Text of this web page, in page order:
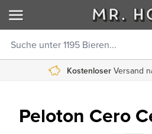
Kostenloser Versand
Peloton Cero